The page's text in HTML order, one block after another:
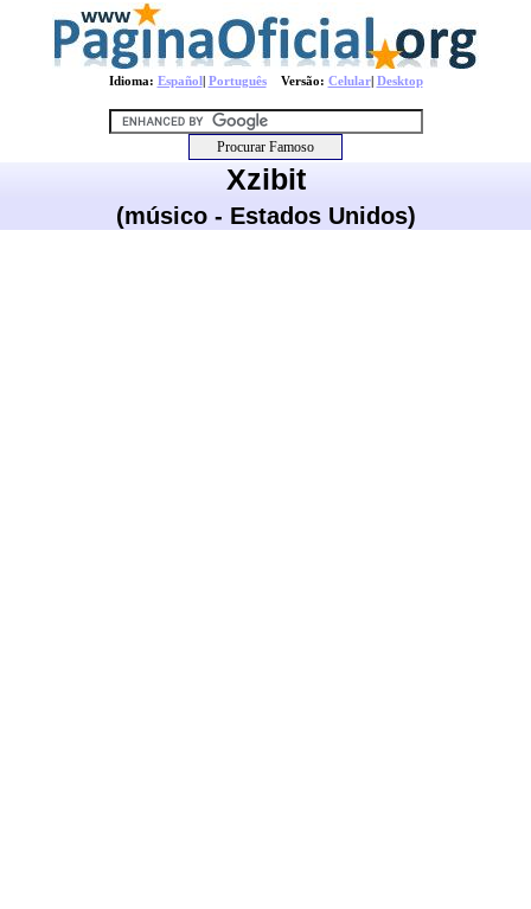
Idioma: Español| PortuguêsVersão: Celular| Desktop
Xzibit
(músico - Estados Unidos)